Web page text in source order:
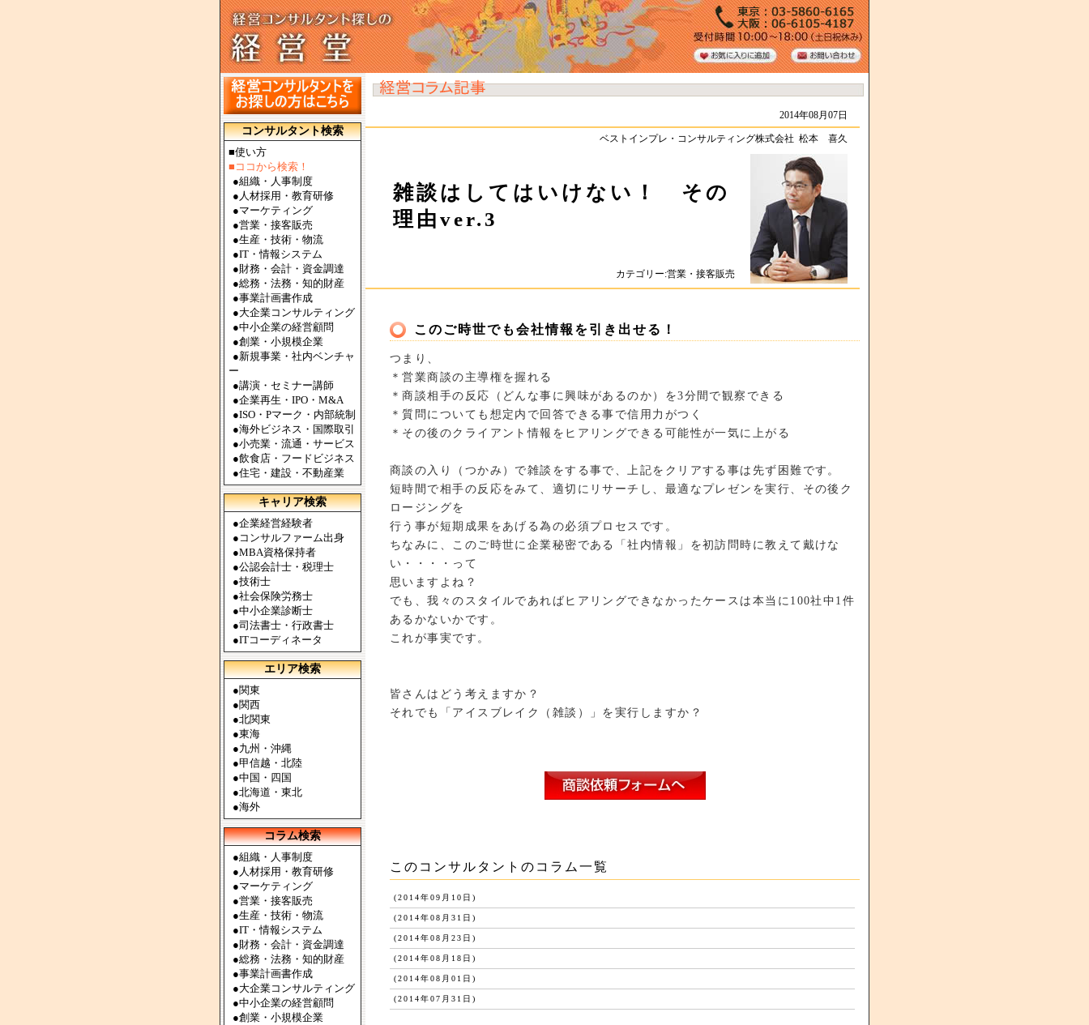
コンサルタント検索
■使い方
■ココから検索！
●組織・人事制度
● 人材採用・教育研修
●マーケティング
●営業・接客販売
●生産・技術・物流
●IT・情報システム
●財務・会計・資金調達
●総務・法務・知的財産
●事業計画書作成
●大企業コンサルティング
●中小企業の経営顧問
●創業・小規模企業
●新規事業・社内ベンチャ
ー
●講演・セミナー講師
●企業再生・IPO・M&A
●ISO・Pマーク・内部統制
●海外ビジネス・国際取引
●小売業・流通・サービス
●飲食店・フードビジネス
●住宅・建設・不動産業
キャリア検索
●企業経営経験者
● コンサルファーム出身
●MBA資格保持者
●公認会計士・税理士
●技術士
●社会保険労務士
●中小企業診断士
●司法書士・行政書士
●ITコーディネータ
エリア検索
●関東
●関西
●北関東
●東海
●九州・沖縄
●甲信越・北陸
●中国・四国
●北海道・東北
●海外
コラム検索
●組織・人事制度
●人材採用・教育研修
●マーケティング
●営業・接客販売
●生産・技術・物流
●IT・情報システム
●財務・会計・資金調達
●総務・法務・知的財産
●事業計画書作成
●大企業コンサルティング
●中小企業の経営顧問
●創業・小規模企業
2014年08月07日
ベストインプレ・コンサルティング株式会社 松本 喜久
雑談はしてはいけない！ その
理由ver.3
カテゴリー:営業・接客販売
このご時世でも会社情報を引き出せる！
つまり、
＊営業商談の主導権を握れる
＊商談相手の反応（どんな事に興味があるのか）を3分間で観察できる
＊質問についても想定内で回答できる事で信用力がつく
＊その後のクライアント情報をヒアリングできる可能性が一気に上がる
商談の入り（つかみ）で雑談をする事で、上記をクリアする事は先ず困難です。
短時間で相手の反応をみて、適切にリサーチし、最適なプレゼンを実行、その後ク
ロージングを
行う事が短期成果をあげる為の必須プロセスです。
ちなみに、このご時世に企業秘密である「社内情報」を初訪問時に教えて戴けな
い・・・・って
思いますよね？
でも、我々のスタイルであればヒアリングできなかったケースは本当に100社中1件
あるかないかです。
これが事実です。
皆さんはどう考えますか？
それでも「アイスブレイク（雑談）」を実行しますか？
このコンサルタントのコラム一覧
(2014年09月10日)
(2014年08月31日)
(2014年08月23日)
(2014年08月18日)
(2014年08月01日)
(2014年07月31日)